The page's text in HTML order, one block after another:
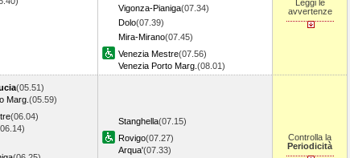
Vigonza-Pianiga(07.34)
Dolo(07.39)
Mira-Mirano(07.45)
Venezia Mestre(07.56)
Venezia Porto Marg. (08.01)
Leggi le
avvertenze
(05.51)
Marg. (05.59)
(06.04)
Stanghella(07.15)
Rovigo(07.27)
Arqua'(07.33)
Controlla la
Periodicità